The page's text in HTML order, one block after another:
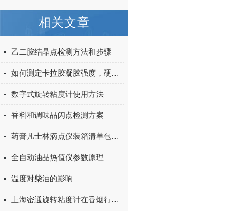
相关文章
乙二胺结晶点检测方法和步骤
如何测定卡拉胶凝胶强度，硬度，弹性和脆性
数字式旋转粘度计使用方法
香料和调味品闪点检测方案
药膏凡士林滴点仪装箱清单包含哪些
全自动油品热值仪参数原理
温度对柴油的影响
上海密通旋转粘度计在香烟行业的应用